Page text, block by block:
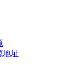
地址